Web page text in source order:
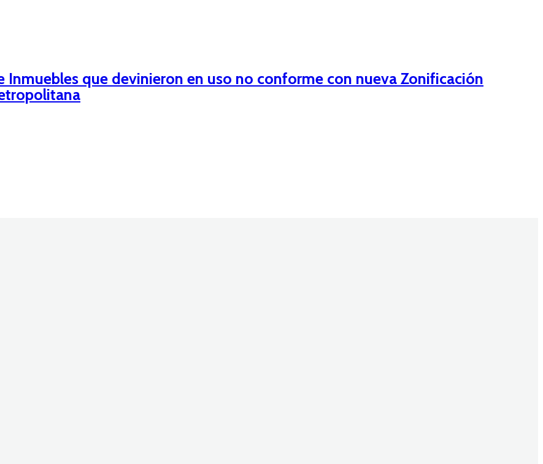
Inmuebles que devinieron en uso no conforme con nueva Zonificación